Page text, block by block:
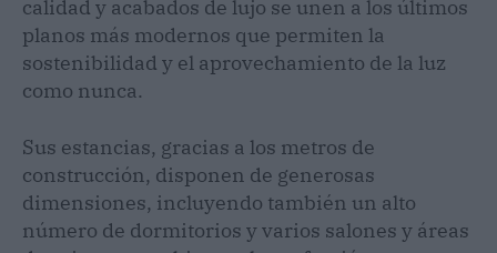
calidad y acabados de lujo se unen a los últimos
planos más modernos que permiten la
sostenibilidad y el aprovechamiento de la luz
como nunca.
Sus estancias, gracias a los metros de
construcción, disponen de generosas
dimensiones, incluyendo también un alto
número de dormitorios y varios salones y áreas